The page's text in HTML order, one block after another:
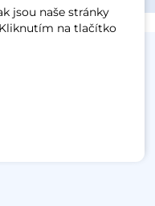
jsou naše stránky
na tlačítko